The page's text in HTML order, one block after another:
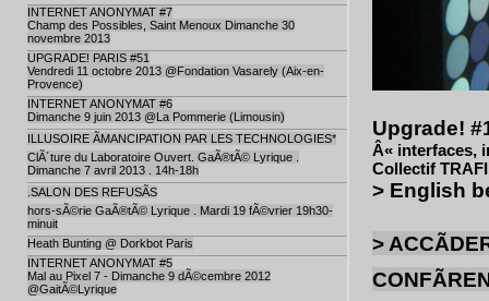
INTERNET ANONYMAT #7
Champ des Possibles, Saint Menoux Dimanche 30
novembre 2013
UPGRADE! PARIS #51
Vendredi 11 octobre 2013 @Fondation Vasarely (Aix-en-
Provence)
INTERNET ANONYMAT #6
Dimanche 9 juin 2013 @La Pommerie (Limousin)
ILLUSOIRE ÃMANCIPATION PAR LES TECHNOLOGIES*
ClÃ´ture du Laboratoire Ouvert. GaÃ®tÃ© Lyrique .
Dimanche 7 avril 2013 . 14h-18h
.SALON DES REFUSÃS
hors-sÃ©rie GaÃ®tÃ© Lyrique . Mardi 19 fÃ©vrier 19h30-
minuit
Heath Bunting @ Dorkbot Paris
INTERNET ANONYMAT #5
Mal au Pixel 7 - Dimanche 9 dÃ©cembre 2012
@GaitÃ©Lyrique
Upgrade!
Â« interfaces,
Collectif
> English
>